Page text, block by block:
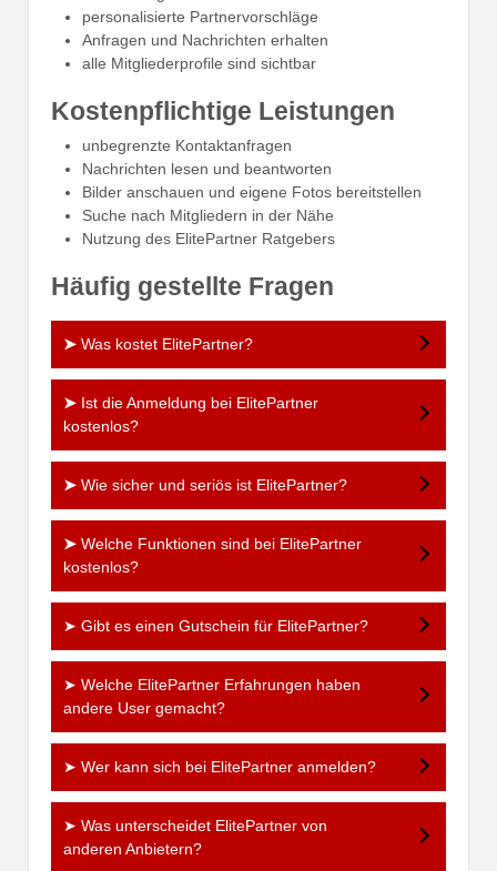
personalisierte Partnervorschläge
Anfragen und Nachrichten erhalten
alle Mitgliederprofile sind sichtbar
Kostenpflichtige Leistungen
unbegrenzte Kontaktanfragen
Nachrichten lesen und beantworten
Bilder anschauen und eigene Fotos bereitstellen
Suche nach Mitgliedern in der Nähe
Nutzung des ElitePartner Ratgebers
Häufig gestellte Fragen
➤ Was kostet ElitePartner?
➤ Ist die Anmeldung bei ElitePartner
kostenlos?
➤ Wie sicher und seriös ist ElitePartner?
➤ Welche Funktionen sind bei ElitePartner
kostenlos?
➤ Gibt es einen Gutschein für ElitePartner?
➤ Welche ElitePartner Erfahrungen haben
andere User gemacht?
➤ Wer kann sich bei ElitePartner anmelden?
➤ Was unterscheidet ElitePartner von
anderen Anbietern?